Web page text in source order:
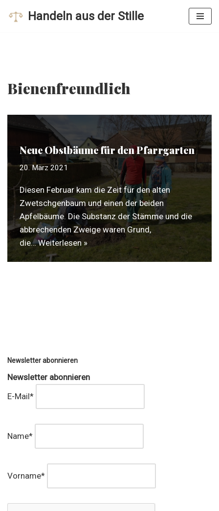
Handeln aus der Stille
Bienenfreundlich
Neue Obstbäume für den Pfarrgarten
20. März 2021
Diesen Februar kam die Zeit für den alten
Zwetschgenbaum und einen der beiden
Apfelbäume. Die Substanz der Stämme und die
abbrechenden Zweige waren Grund,
die…Weiterlesen »
Newsletter abonnieren
Newsletter abonnieren
E-Mail*
Name*
Vorname*